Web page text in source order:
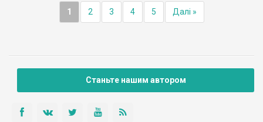
1 2 3 4 5 Далі »
Станьте нашим автором